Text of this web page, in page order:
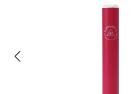
Bildergalerie überspringen